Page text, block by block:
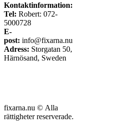
Kontaktinformation:
Tel: Robert: 072-
5000728
E-
post: info@fixarna.nu
Adress: Storgatan 50,
Härnösand, Sweden
fixarna.nu © Alla
rättigheter reserverade.